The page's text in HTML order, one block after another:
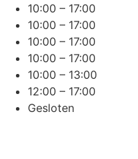
10:00 – 17:00
10:00 – 17:00
10:00 – 17:00
10:00 – 17:00
10:00 – 13:00
12:00 – 17:00
Gesloten